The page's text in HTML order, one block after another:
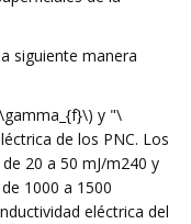
siguiente manera
y "\
de los PNC. Los
20 a 50 mJ/m240 y
1000 a 1500
eléctrica del